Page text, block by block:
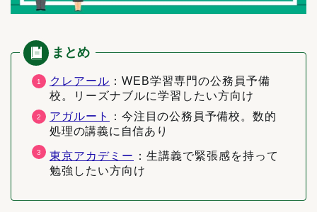
クレアール ：WEB学習専門の公務員予備
校。リーズナブルに学習したい方向け
アガルート
： 今注目の公務員予備校。数的
処理の講義に自信あり
東京アカデミー ：生講義で緊張感を持って
勉強したい方向け